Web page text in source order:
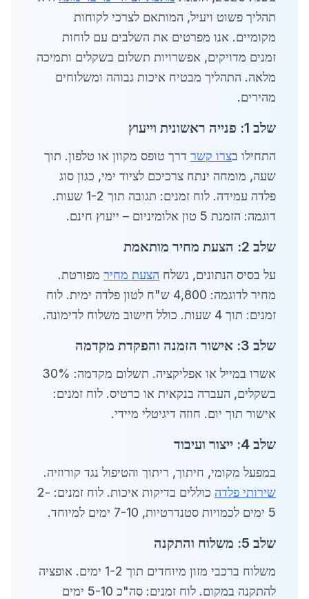
תהליך פשוט ויעיל, המותאם לצרכי לקוחות
מקומיים. אנו מפרטים את השלבים עם לוחות
זמנים מדויקים, אפשרויות תשלום בשקלים ותמיכה
מלאה. התהליך מבטיח איכות גבוהה ומשלוחים
מהירים.
שלב 1: פנייה ראשונית וייעוץ
התחילו בצרו קשר דרך טופס מקוון או טלפון. תוך
שעה, מומחה ינתח צרכיכם לציוד ימי, כגון סוג
פלדה עמידה. לוח זמנים: תגובה תוך 1-2 שעות.
דוגמה: הזמנת 5 טון אלומיניום – ייעוץ חינם.
שלב 2: הצעת מחיר מותאמת
על בסיס הנתונים, נשלח הצעת מחיר מפורטת.
מחיר לדוגמה: 4,800 ש"ח לטון פלדה ימית. לוח
זמנים: תוך 4 שעות. כולל חישוב משלוח לדימונה.
שלב 3: אישור הזמנה והפקדת מקדמה
אשרו במייל או אפליקציה. תשלום מקדמה: 30%
בשקלים, העברה בנקאית או כרטיס. לוח זמנים:
אישור תוך יום. חוזה דיגיטלי מיידי.
שלב 4: ייצור ועיבוד
במפעל מקומי, חיתוך, ריתוך והטיפול נגד קורוזיה.
שירותי פלדה
כוללים בדיקות איכות. לוח זמנים: 2-
5 ימים לכמויות סטנדרטיות, 7-10 ימים למיוחד.
שלב 5: משלוח והתקנה
משלוח ברכבי מזון מיוחדים תוך 1-2 ימים. אופציה
להתקנה במקום. לוח זמנים: סה"כ 5-10 ימים